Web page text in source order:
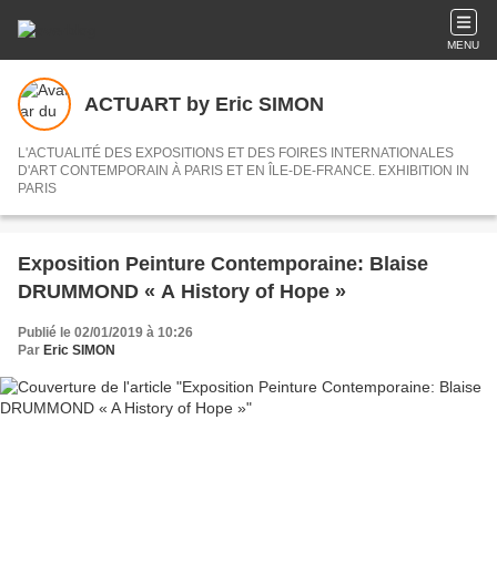
MENU
ACTUART by Eric SIMON
L'ACTUALITÉ DES EXPOSITIONS ET DES FOIRES INTERNATIONALES
D'ART CONTEMPORAIN À PARIS ET EN ÎLE-DE-FRANCE. EXHIBITION IN
PARIS
Exposition Peinture Contemporaine: Blaise
DRUMMOND « A History of Hope »
Publié le 02/01/2019 à 10:26
Par Eric SIMON